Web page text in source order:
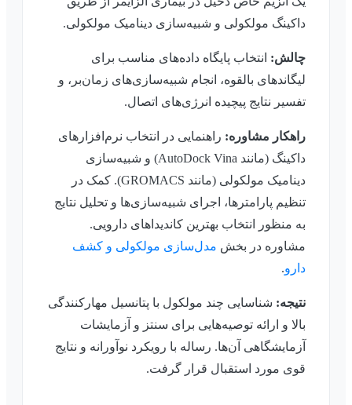
داکینگ مولکولی و شبیه‌سازی دینامیک مولکولی.
چالش: انتخاب پایگاه داده‌های مناسب برای
لیگاندهای بالقوه، انجام شبیه‌سازی‌های زمان‌بر، و
تفسیر نتایج پیچیده انرژی‌های اتصال.
راهکار مشاوره: راهنمایی در انتخاب نرم‌افزارهای
داکینگ (مانند AutoDock Vina) و شبیه‌سازی
دینامیک مولکولی (مانند GROMACS). کمک در
تنظیم پارامترها، اجرای شبیه‌سازی‌ها و تحلیل نتایج
به منظور انتخاب بهترین کاندیداهای دارویی.
مشاوره در بخش مدل‌سازی مولکولی و کشف
دارو.
نتیجه: شناسایی چند مولکول با پتانسیل مهارکنندگی
بالا و ارائه توصیه‌هایی برای سنتز و آزمایشات
آزمایشگاهی آن‌ها. رساله با رویکرد نوآورانه و نتایج
قوی مورد استقبال قرار گرفت.